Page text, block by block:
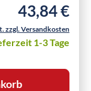
Regulärer
43,84 €
zzgl. Versandkosten
1-3 Tage